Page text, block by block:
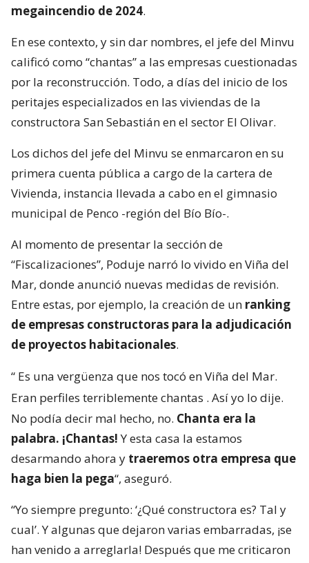
megaincendio de 2024.
En ese contexto, y sin dar nombres, el jefe del Minvu
calificó como “chantas” a las empresas cuestionadas
por la reconstrucción. Todo, a días del inicio de los
peritajes especializados en las viviendas de la
constructora San Sebastián en el sector El Olivar.
Los dichos del jefe del Minvu se enmarcaron en su
primera cuenta pública a cargo de la cartera de
Vivienda, instancia llevada a cabo en el gimnasio
municipal de Penco -región del Bío Bío-.
Al momento de presentar la sección de
“Fiscalizaciones”, Poduje narró lo vivido en Viña del
Mar, donde anunció nuevas medidas de revisión.
Entre estas, por ejemplo, la creación de un ranking
de empresas constructoras para la adjudicación
de proyectos habitacionales.
“ Es una vergüenza que nos tocó en Viña del Mar.
Eran perfiles terriblemente chantas . Así yo lo dije.
No podía decir mal hecho, no. Chanta era la
palabra. ¡Chantas!Y esta casa la estamos
desarmando ahora y traeremos otra empresa que
haga bien la pega“, aseguró.
“Yo siempre pregunto: ‘¿Qué constructora es? Tal y
cual’. Y algunas que dejaron varias embarradas, ¡se
han venido a arreglarla! Después que me criticaron